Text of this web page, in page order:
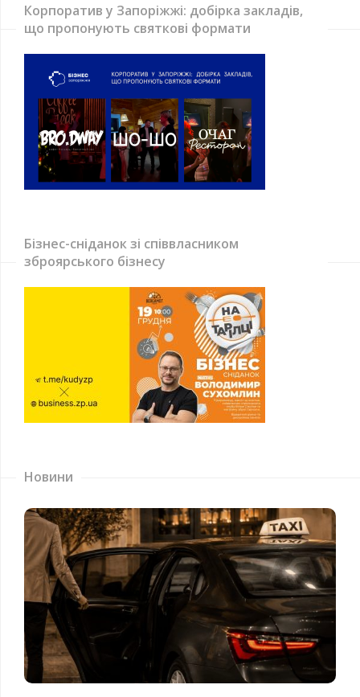
Корпоратив у Запоріжжі: добірка закладів,
що пропонують святкові формати
Бізнес-сніданок зі співвласником
зброярського бізнесу
Новини